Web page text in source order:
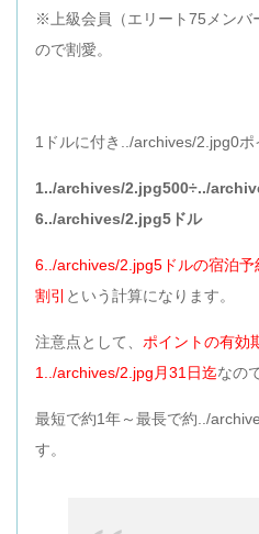
※上級会員（エリート75メンバ
ので割愛。
1ドルに付き../archives/2.jpg0ポ
1../archives/2.jpg500÷../
6../archives/2.jpg5ドル
6../archives/2.jpg5ドルの宿泊
割引 という計算になります。
注意点として、 ポイントの有効
1../archives/2.jpg月31日迄なの
最短で約1年～最長で約../
す。